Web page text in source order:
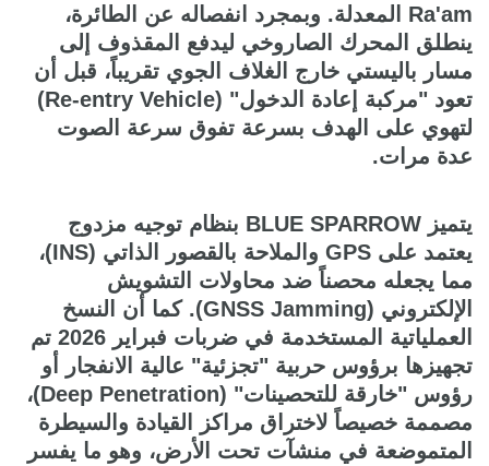
Ra'am المعدلة. وبمجرد انفصاله عن الطائرة،
ينطلق المحرك الصاروخي ليدفع المقذوف إلى
مسار باليستي خارج الغلاف الجوي تقريباً، قبل أن
تعود "مركبة إعادة الدخول" (Re-entry Vehicle)
لتهوي على الهدف بسرعة تفوق سرعة الصوت
عدة مرات.
يتميز BLUE SPARROW بنظام توجيه مزدوج
يعتمد على GPS والملاحة بالقصور الذاتي (INS)،
مما يجعله محصناً ضد محاولات التشويش
الإلكتروني (GNSS Jamming). كما أن النسخ
العملياتية المستخدمة في ضربات فبراير 2026 تم
تجهيزها برؤوس حربية "تجزئية" عالية الانفجار أو
رؤوس "خارقة للتحصينات" (Deep Penetration)،
مصممة خصيصاً لاختراق مراكز القيادة والسيطرة
المتموضعة في منشآت تحت الأرض، وهو ما يفسر